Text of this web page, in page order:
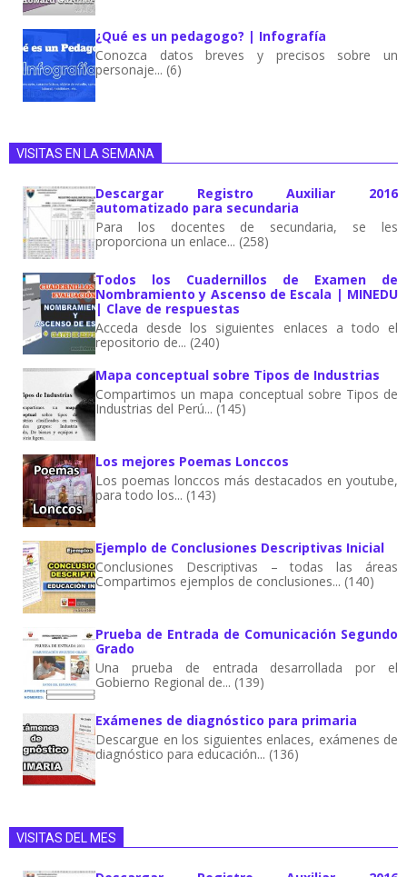
¿Qué es un pedagogo? | Infografía
Conozca datos breves y precisos sobre un
personaje... (6)
VISITAS EN LA SEMANA
Descargar Registro Auxiliar 2016
automatizado para secundaria
Para los docentes de secundaria, se les
proporciona un enlace... (258)
Todos los Cuadernillos de Examen de
Nombramiento y Ascenso de Escala | MINEDU
| Clave de respuestas
Acceda desde los siguientes enlaces a todo el
repositorio de... (240)
Mapa conceptual sobre Tipos de Industrias
Compartimos un mapa conceptual sobre Tipos de
Industrias del Perú... (145)
Los mejores Poemas Lonccos
Los poemas lonccos más destacados en youtube,
para todo los... (143)
Ejemplo de Conclusiones Descriptivas Inicial
Conclusiones Descriptivas – todas las áreas
Compartimos ejemplos de conclusiones... (140)
Prueba de Entrada de Comunicación Segundo
Grado
Una prueba de entrada desarrollada por el
Gobierno Regional de... (139)
Exámenes de diagnóstico para primaria
Descargue en los siguientes enlaces, exámenes de
diagnóstico para educación... (136)
VISITAS DEL MES